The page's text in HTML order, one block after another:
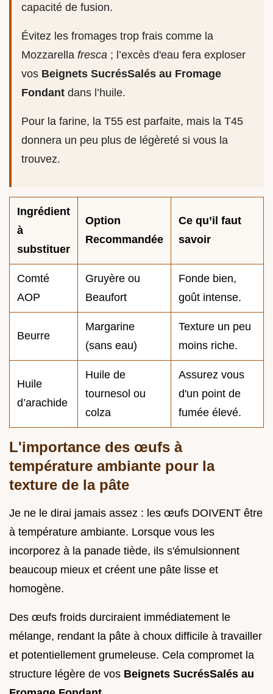
capacité de fusion.
Évitez les fromages trop frais comme la
Mozzarella fresca ; l’excès d'eau fera exploser
vos Beignets SucrésSalés au Fromage
Fondant dans l’huile.
Pour la farine, la T55 est parfaite, mais la T45
donnera un peu plus de légèreté si vous la
trouvez.
Ingrédient
à
substituer
Option
Recommandée
Ce qu’il faut
savoir
Comté
AOP
Gruyère ou
Beaufort
Fonde bien,
goût intense.
Beurre
Margarine
(sans eau)
Texture un peu
moins riche.
Huile
d’arachide
Huile de
tournesol ou
colza
Assurez vous
d'un point de
fumée élevé.
L'importance des œufs à
température ambiante pour la
texture de la pâte
Je ne le dirai jamais assez : les œufs DOIVENT être
à température ambiante. Lorsque vous les
incorporez à la panade tiède, ils s'émulsionnent
beaucoup mieux et créent une pâte lisse et
homogène.
Des œufs froids durciraient immédiatement le
mélange, rendant la pâte à choux difficile à travailler
et potentiellement grumeleuse. Cela compromet la
structure légère de vos Beignets SucrésSalés au